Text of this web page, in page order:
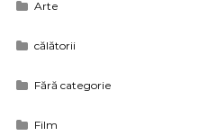
Arte
călătorii
Fără categorie
Film